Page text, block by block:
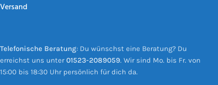
Versand
Telefonische Beratung: Du wünschst eine Beratung? Du
erreichst uns unter01523-2089059. Wir sind Mo. bis Fr. von
15:00 bis 18:30 Uhr persönlich für dich da.